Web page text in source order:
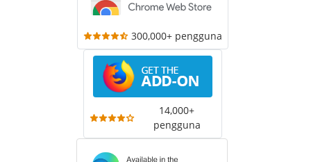
300,000+ pengguna
14,000+
pengguna